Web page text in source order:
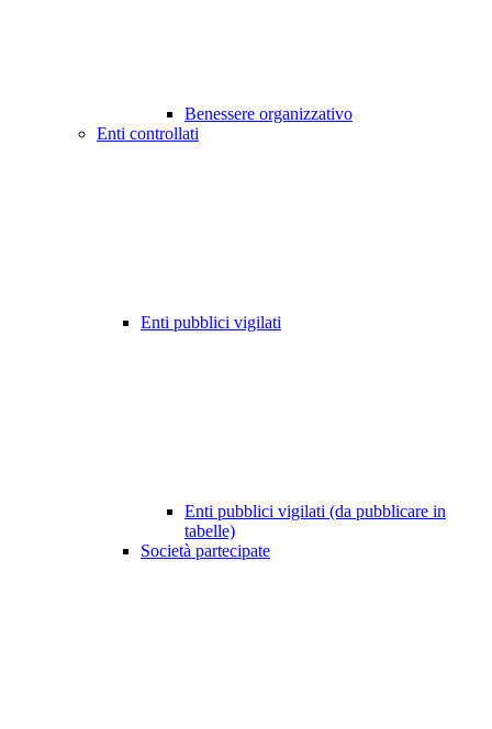
Benessere organizzativo
Enti controllati
Enti pubblici vigilati
Enti pubblici vigilati (da pubblicare in
tabelle)
Società partecipate